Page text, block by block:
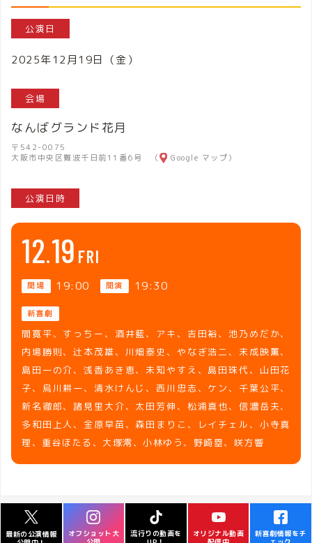
公演日
2025年12月19日（金）
会場
なんばグランド花月
〒542-0075
大阪市中央区難波千日前11番6号 （
Google マップ）
公演日時
1219 FRI
開場 19:00 開演 19:30
新喜劇
間寛平、すっちー、酒井藍、アキ、吉田裕、池乃めだか、
内場勝則、辻本茂雄、川畑泰史、やなぎ浩二、末成映薫、
島田一の介、浅香あき恵、未知やすえ、島田珠代、山田花
子、烏川耕一、清水けんじ、西川忠志、ケン、千葉公平、
新名徹郎、諸見里大介、太田芳伸、松浦真也、信濃岳夫、
多和田上人、金原早苗、森田まりこ、レイチェル、小寺真
理、重谷ほたる、大塚澪、小林ゆう、野崎塁、咲方響
最新の公演情報
オフショット大
流行りの動画を
オリジナル動画
新喜劇情報をチ